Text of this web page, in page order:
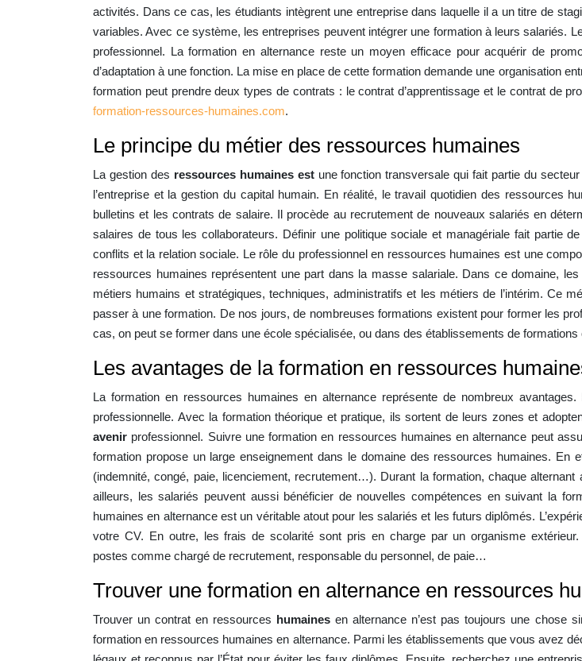
activités. Dans ce cas, les étudiants intègrent une entreprise dans laquelle il a un titre de
variables. Avec ce système, les entreprises peuvent intégrer une formation à leurs salariés.
professionnel. La formation en alternance reste un moyen efficace pour acquérir de
d’adaptation à une fonction. La mise en place de cette formation demande une organisation
formation peut prendre deux types de contrats : le contrat d’apprentissage et le contrat de
formation-ressources-humaines.com.
Le principe du métier des ressources humaines
La gestion des ressources humaines est une fonction transversale qui fait partie du
l’entreprise et la gestion du capital humain. En réalité, le travail quotidien des ressources
bulletins et les contrats de salaire. Il procède au recrutement de nouveaux salariés en
salaires de tous les collaborateurs. Définir une politique sociale et managériale fait partie
conflits et la relation sociale. Le rôle du professionnel en ressources humaines est une
ressources humaines représentent une part dans la masse salariale. Dans ce domaine,
métiers humains et stratégiques, techniques, administratifs et les métiers de l’intérim. Ce
passer à une formation. De nos jours, de nombreuses formations existent pour former les
cas, on peut se former dans une école spécialisée, ou dans des établissements de
Les avantages de la formation en ressources
La formation en ressources humaines en alternance représente de nombreux
professionnelle. Avec la formation théorique et pratique, ils sortent de leurs zones et
avenir professionnel. Suivre une formation en ressources humaines en alternance peut
formation propose un large enseignement dans le domaine des ressources humaines.
(indemnité, congé, paie, licenciement, recrutement…). Durant la formation, chaque
ailleurs, les salariés peuvent aussi bénéficier de nouvelles compétences en suivant la
humaines en alternance est un véritable atout pour les salariés et les futurs diplômés.
votre CV. En outre, les frais de scolarité sont pris en charge par un organisme
postes comme chargé de recrutement, responsable du personnel, de paie…
Trouver une formation en alternance en ressources
Trouver un contrat en ressources humaines en alternance n’est pas toujours une chose
formation en ressources humaines en alternance. Parmi les établissements que vous avez